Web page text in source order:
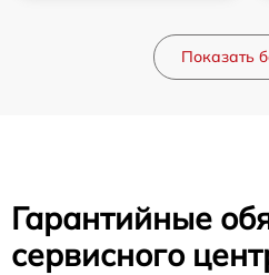
Показать
Гарантийные
сервисного